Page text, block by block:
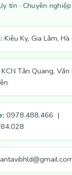
tín · Chuyên
Kiêu Kỵ, Gia Lâm, Hà
KCN Tân Quang, Văn
0978.488.466 |